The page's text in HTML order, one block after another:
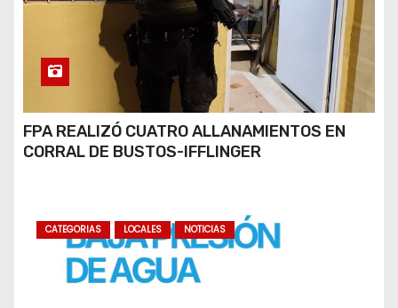
FPA REALIZÓ CUATRO ALLANAMIENTOS EN
CORRAL DE BUSTOS-IFFLINGER
CATEGORIAS LOCALES NOTICIAS